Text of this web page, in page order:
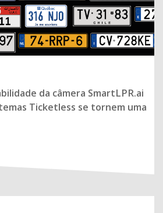
da câmera SmartLPR.ai
Ticketless se tornem uma